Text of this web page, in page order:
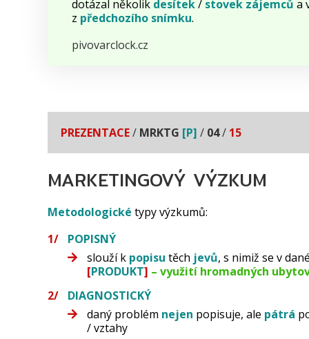
dotázal několik desítek/ stovek zájemců a
z předchozího snímku.
pivovarclock.cz
PREZENTACE/ MRKTG [P] / 04/ 15
MARKETINGOVÝ VÝZKUM
Metodologické typy výzkumů:
POPISNÝ
slouží k popisu těch jevů, s nimiž se v
[PRODUKT] – využití hromadných
DIAGNOSTICKÝ
daný problém nejen popisuje, ale pátrá
/ vztahy